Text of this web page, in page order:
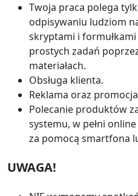
Twoja praca polega
odpisywaniu ludziom
skryptami i
prostych zadań
materiałach.
Obsługa klienta.
Reklama oraz
Polecanie produktów
systemu, w pełni
za pomocą smartfona
UWAGA!